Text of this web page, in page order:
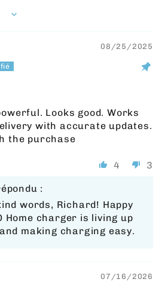
08/25/2025
Looks good. Works
with accurate updates.
the purchase
4 3
:
words, Richard! Happy
Home charger is living up
making charging easy.
07/16/2026